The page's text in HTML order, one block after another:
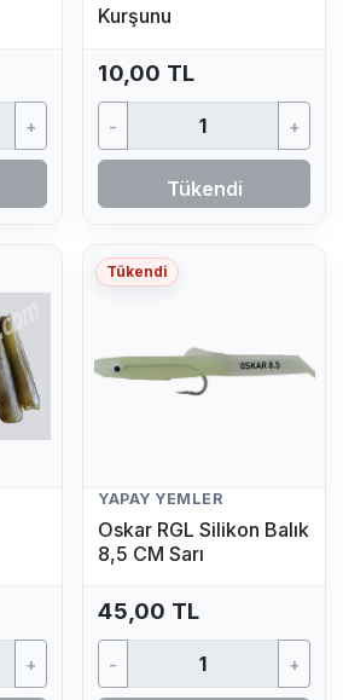
+
Kurşunu
10,00 TL
- +
Tükendi
+
Tükendi
YAPAY YEMLER
Oskar RGL Silikon Balık
8,5 CM Sarı
45,00 TL
- +